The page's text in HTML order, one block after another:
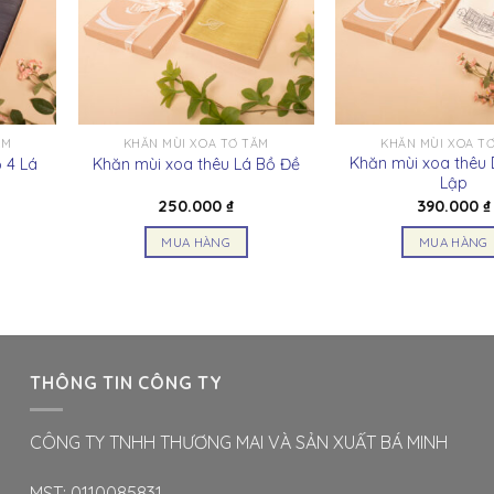
4 Lá
KHĂN MÙI XOA TƠ TẰM
Khăn mùi xoa thêu Lá Bồ Đề
250.000₫
MUA HÀNG
biến
Các
KHĂN MÙI XOA
Khăn mùi xoa thêu
Lập
390.000 ₫
MUA HÀNG
THÔNG TIN CÔNG TY
CÔNG TY TNHH THƯƠNG MAI VÀ SẢN XUẤT BÁ MINH